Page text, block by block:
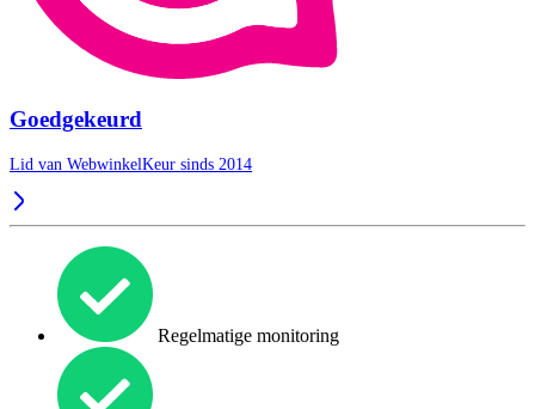
Goedgekeurd
Lid van WebwinkelKeur sinds 2014
Regelmatige monitoring